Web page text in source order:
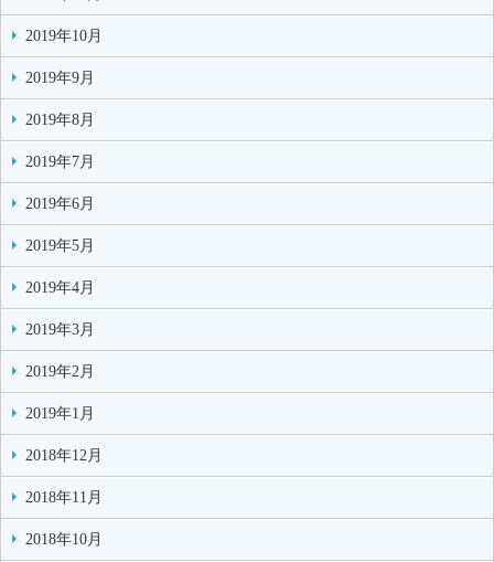
2019年10月
2019年9月
2019年8月
2019年7月
2019年6月
2019年5月
2019年4月
2019年3月
2019年2月
2019年1月
2018年12月
2018年11月
2018年10月